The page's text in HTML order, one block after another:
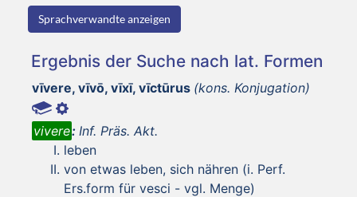
Sprachverwandte anzeigen
Ergebnis der Suche nach lat. Formen
vīvere, vīvō, vīxī, vīctūrus (kons. Konjugation)
vivere: Inf. Präs. Akt.
leben
von etwas leben, sich nähren (i. Perf.
Ers.form für vesci - vgl. Menge)